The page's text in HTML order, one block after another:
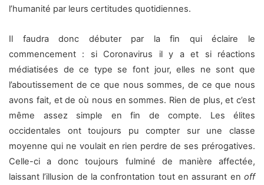
l’humanité par leurs certitudes quotidiennes.
Il faudra donc débuter par la fin qui éclaire le
commencement : si Coronavirus il y a et si réactions
médiatisées de ce type se font jour, elles ne sont que
l’aboutissement de ce que nous sommes, de ce que nous
avons fait, et de où nous en sommes. Rien de plus, et c’est
même assez simple en fin de compte. Les élites
occidentales ont toujours pu compter sur une classe
moyenne qui ne voulait en rien perdre de ses prérogatives.
Celle-ci a donc toujours fulminé de manière affectée,
laissant l’illusion de la confrontation tout en assurant en off